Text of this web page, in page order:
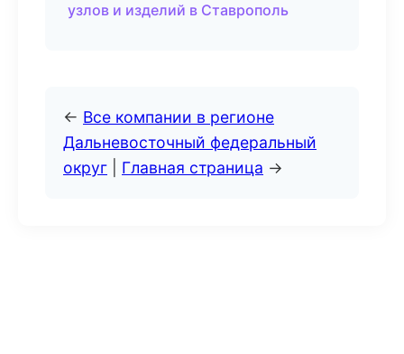
узлов и изделий в Ставрополь
← Все компании в регионе
Дальневосточный федеральный
округ
Главная страница →